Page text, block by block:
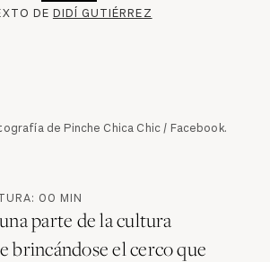
DE DIDÍ GUTIÉRREZ
de Pinche Chica Chic / Facebook.
00 MIN
parte de la cultura
brincándose el cerco que